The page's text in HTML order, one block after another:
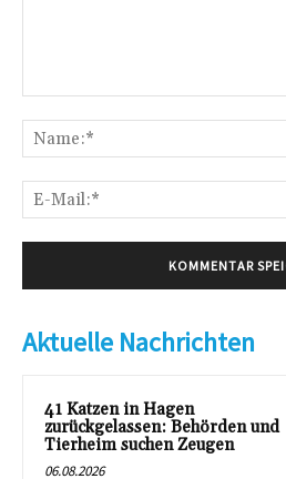
Aktuelle Nachrichten
41 Katzen in Hagen
zurückgelassen: Behörden und
Tierheim suchen Zeugen
06.08.2026